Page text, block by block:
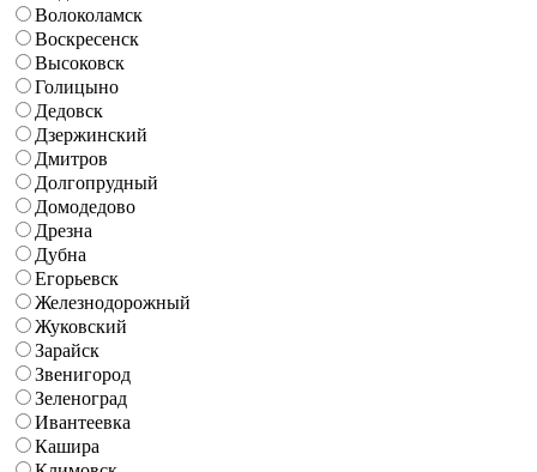
Волоколамск
Воскресенск
Высоковск
Голицыно
Дедовск
Дзержинский
Дмитров
Долгопрудный
Домодедово
Дрезна
Дубна
Егорьевск
Железнодорожный
Жуковский
Зарайск
Звенигород
Зеленоград
Ивантеевка
Кашира